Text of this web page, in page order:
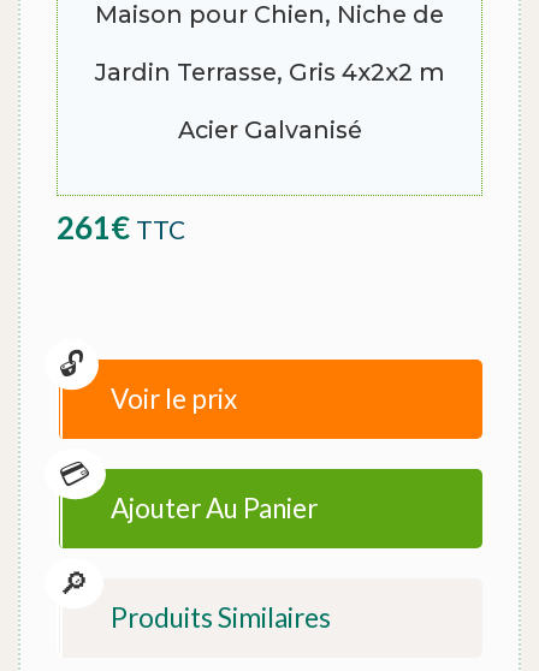
Maison pour Chien, Niche de
Jardin Terrasse, Gris 4x2x2 m
Acier Galvanisé
261€ TTC
Voir le prix
Ajouter Au Panier
Produits Similaires